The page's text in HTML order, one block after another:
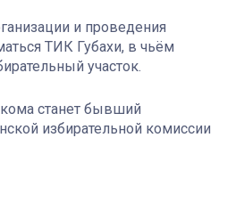
и проведения
ТИК Губахи, в чьём
участок.
станет бывший
избирательной комиссии